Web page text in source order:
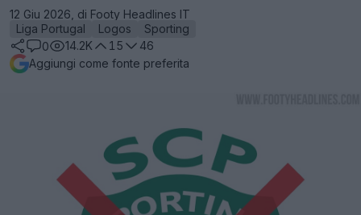
12 Giu 2026, di Footy Headlines IT
Liga Portugal
Logos
Sporting
0
14.2K 15
46
Aggiungi come fonte preferita